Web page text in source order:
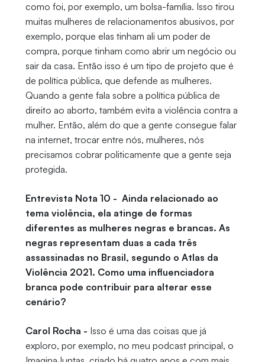
como foi, por exemplo, um bolsa-família. Isso tirou
muitas mulheres de relacionamentos abusivos, por
exemplo, porque elas tinham ali um poder de
compra, porque tinham como abrir um negócio ou
sair da casa. Então isso é um tipo de projeto que é
de política pública, que defende as mulheres.
Quando a gente fala sobre a política pública de
direito ao aborto, também evita a violência contra a
mulher. Então, além do que a gente consegue falar
na internet, trocar entre nós, mulheres, nós
precisamos cobrar politicamente que a gente seja
protegida.
Entrevista Nota 10 - Ainda relacionado ao
tema violência, ela atinge de formas
diferentes as mulheres negras e brancas. As
negras representam duas a cada três
assassinadas no Brasil, segundo o Atlas da
Violência 2021. Como uma influenciadora
branca pode contribuir para alterar esse
cenário?
Carol Rocha - Isso é uma das coisas que já
exploro, por exemplo, no meu podcast principal, o